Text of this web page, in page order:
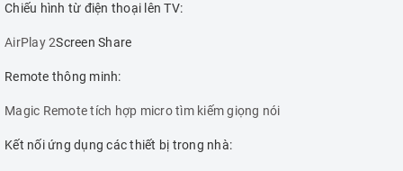
Chiếu hình từ điện thoại lên TV:
AirPlay2Screen Share
Remote thông minh:
Magic Remote tích hợp micro tìm kiếm giọng nói
Kết nối ứng dụng các thiết bị trong nhà: